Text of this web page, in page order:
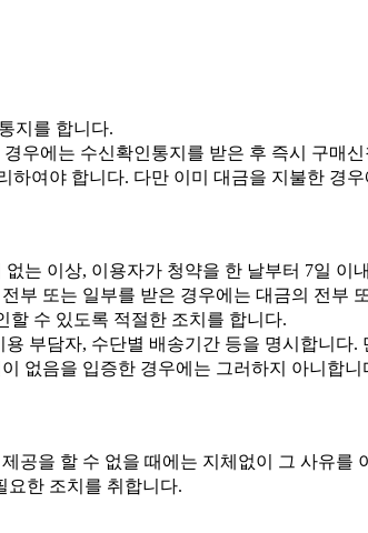
지를 합니다.
우에는 수신확인통지를 받은 후 즉시 구매
여야 합니다. 다만 이미 대금을 지불한 경
는 이상, 이용자가 청약을 한 날부터 7일 이
부 또는 일부를 받은 경우에는 대금의 전부
수 있도록 적절한 조치를 합니다.
부담자, 수단별 배송기간 등을 명시합니
없음을 입증한 경우에는 그러하지 아니합니
공을 할 수 없을 때에는 지체없이 그 사유를
요한 조치를 취합니다.